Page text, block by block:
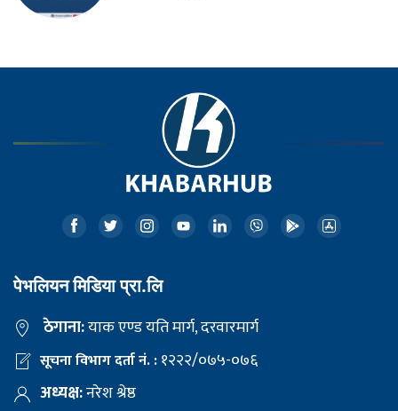
पेभलियन मिडिया प्रा.लि
ठेगाना:याक एण्ड यति मार्ग, दरवारमार्ग
सूचना विभाग दर्ता नं. :१२२२/०७५-०७६
अध्यक्ष:नरेश श्रेष्ठ